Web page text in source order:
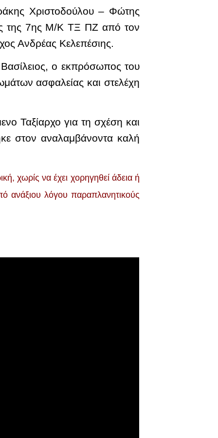
Χριστοδούλου – Φώτης
της 7ης Μ/Κ ΤΞ ΠΖ από τον
Ανδρέας Κελεπέσιης.
ο εκπρόσωπος του
ασφαλείας και στελέχη
Ταξίαρχο για τη σχέση και
στον αναλαμβάνοντα καλή
χωρίς να έχει χορηγηθεί άδεια ή
ανάξιoυ λόγου παραπλανητικούς